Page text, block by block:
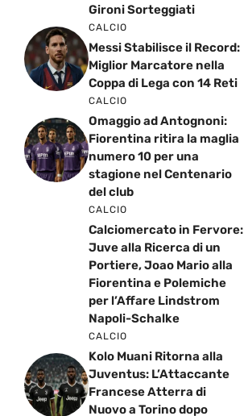
Gironi Sorteggiati
CALCIO
Messi Stabilisce il Record:
Miglior Marcatore nella
Coppa di Lega con 14 Reti
CALCIO
Omaggio ad Antognoni:
Fiorentina ritira la maglia
numero 10 per una
stagione nel Centenario
del club
CALCIO
Calciomercato in Fervore:
Juve alla Ricerca di un
Portiere, Joao Mario alla
Fiorentina e Polemiche
per l’Affare Lindstrom
Napoli-Schalke
CALCIO
Kolo Muani Ritorna alla
Juventus: L’Attaccante
Francese Atterra di
Nuovo a Torino dopo